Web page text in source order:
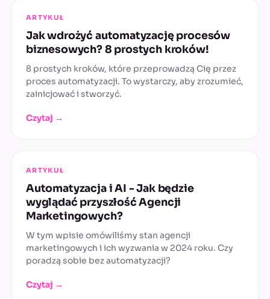
ARTYKUŁ
Jak wdrożyć automatyzację procesów
biznesowych? 8 prostych kroków!
8 prostych kroków, które przeprowadzą Cię przez
proces automatyzacji. To wystarczy, aby zrozumieć,
zainicjować i stworzyć.
Czytaj →
ARTYKUŁ
Automatyzacja i AI - Jak będzie
wyglądać przyszłość Agencji
Marketingowych?
W tym wpisie omówiliśmy stan agencji
marketingowych i ich wyzwania w 2024 roku. Czy
poradzą sobie bez automatyzacji?
Czytaj →